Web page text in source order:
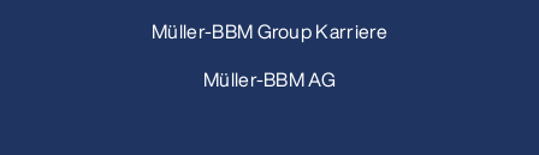
Müller-BBM Group Karriere
Müller-BBM AG